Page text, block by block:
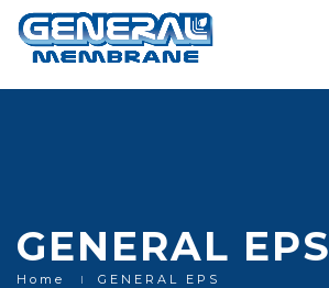
GENERAL EPS
Home GENERAL EPS